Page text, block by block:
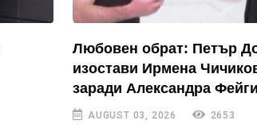
Любовен обрат: Петър
изостави Ирмена
заради Александра
AUGUST 03, 2026 2653